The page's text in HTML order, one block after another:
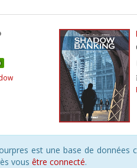
est une base de
vous être connecté.